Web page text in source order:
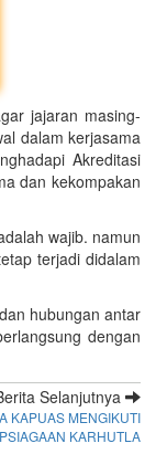
jajaran masing-
dalam kerjasama
Akreditasi
dan kekompakan
wajib. namun
terjadi didalam
hubungan antar
dengan
Selanjutnya
KAPUAS MENGIKUTI
KARHUTLA